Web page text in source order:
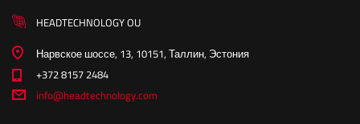
HEADTECHNOLOGY OU
Нарвское шоссе, 13, 10151, Таллин, Эстония
+372 8157 2484
info@headtechnology.com